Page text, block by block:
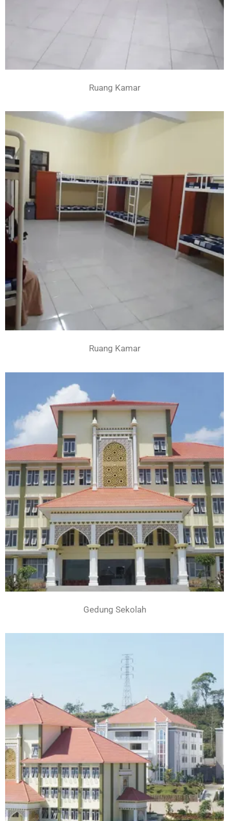
Ruang Kamar
Ruang Kamar
Gedung Sekolah